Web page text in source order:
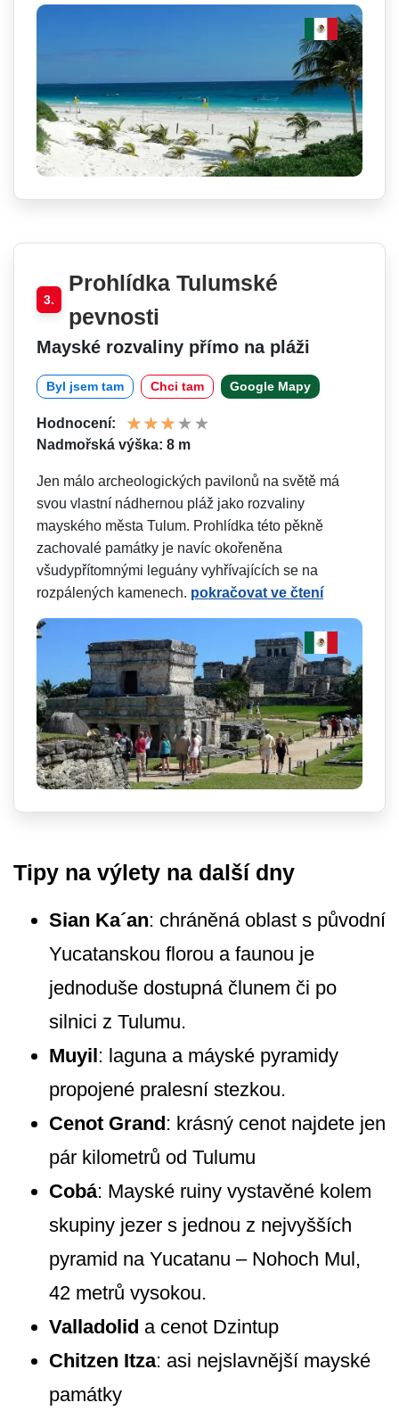
3.
Prohlídka Tulumské
pevnosti
Mayské rozvaliny přímo na pláži
Byl jsem tam Chci tam Google Mapy
Hodnocení:
Nadmořská výška: 8 m
Jen málo archeologických pavilonů na světě má
svou vlastní nádhernou pláž jako rozvaliny
mayského města Tulum. Prohlídka této pěkně
zachovalé památky je navíc okořeněna
všudypřítomnými leguány vyhřívajících se na
rozpálených kamenech. pokračovat ve čtení
Tipy na výlety na další dny
Sian Ka´an: chráněná oblast s původní
Yucatanskou florou a faunou je
jednoduše dostupná člunem či po
silnici z Tulumu.
Muyil : laguna a máyské pyramidy
propojené pralesní stezkou.
Cenot Grand : krásný cenot najdete jen
pár kilometrů od Tulumu
Cobá: Mayské ruiny vystavěné kolem
skupiny jezer s jednou z nejvyšších
pyramid na Yucatanu – Nohoch Mul,
42 metrů vysokou.
Valladolid a cenot Dzintup
Chitzen Itza: asi nejslavnější mayské
památky